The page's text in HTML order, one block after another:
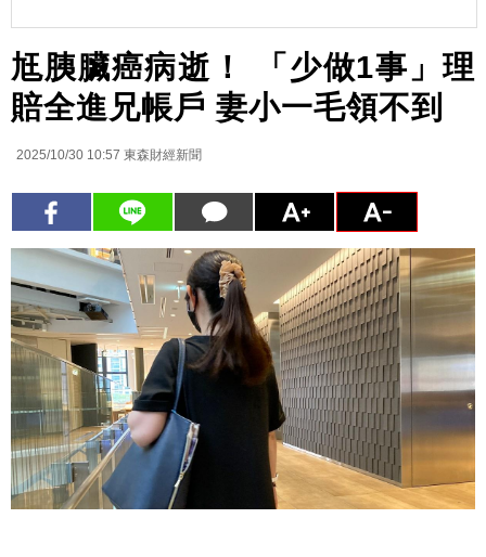
尪胰臟癌病逝！ 「少做1事」理
賠全進兄帳戶 妻小一毛領不到
2025/10/30 10:57 東森財經新聞